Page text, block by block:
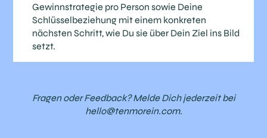
Gewinnstrategie pro Person sowie Deine
Schlüsselbeziehung mit einem konkreten
nächsten Schritt, wie Du sie über Dein Ziel ins Bild
setzt.
Fragen oder Feedback? Melde Dich jederzeit bei
hello@tenmorein.com.